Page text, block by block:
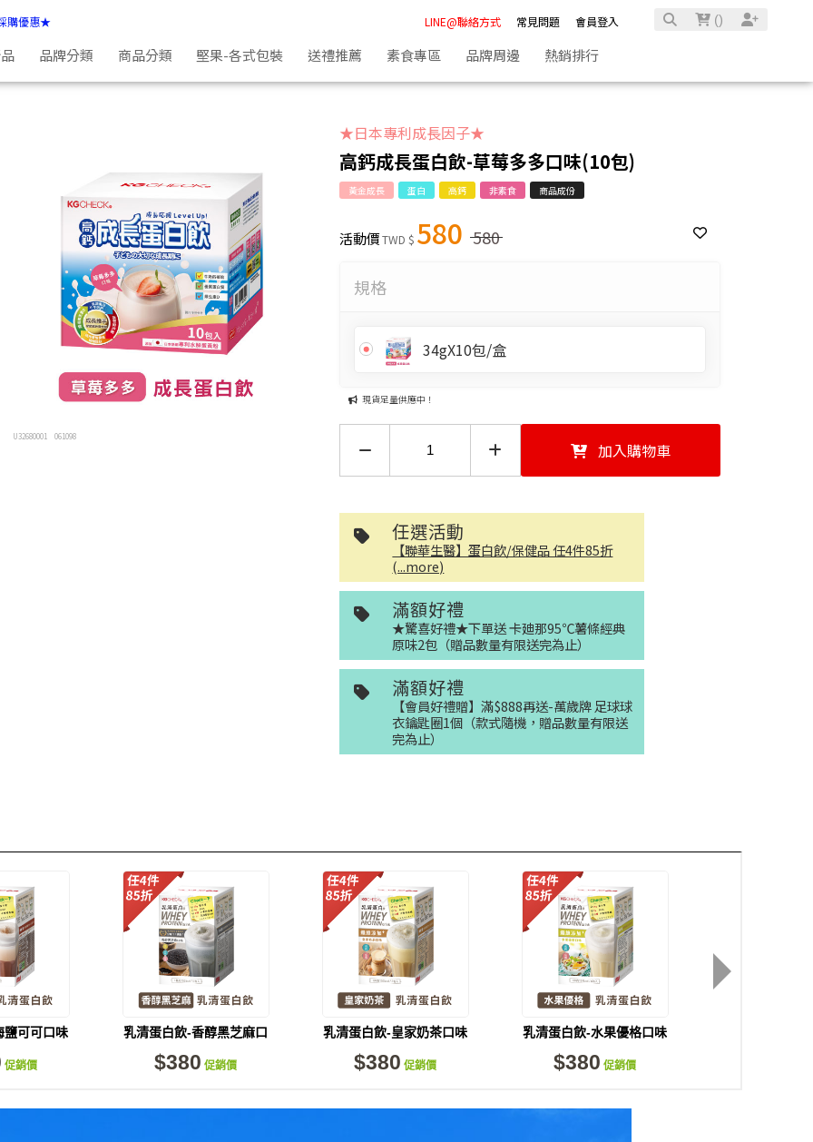
購優惠★ LINE@聯絡方式 常見問題 會員登入 ()
品牌分類 商品分類 堅果-各式包裝 送禮推薦 素食專區 品牌周邊 熱銷排行
U32680001 061098
★日本專利成長因子★
高鈣成長蛋白飲-草莓多多口味(10包)
黃金成長 蛋白 高鈣 非素食 商品成份
活動價TWD $ 580 580
規格
34gX10包/盒
現貨足量供應中！
加入購物車
任選活動
【聯華生醫】蛋白飲/保健品 任4件85折
(...more)
滿額好禮
★驚喜好禮★下單送 卡廸那95℃薯條經典
原味2包（贈品數量有限送完為止）
滿額好禮
【會員好禮贈】滿$888再送-萬歲牌 足球球
衣鑰匙圈1個（款式隨機，贈品數量有限送
完為止）
鹽可可口味
促銷價
乳清蛋白飲-香醇黑芝麻口
味(6包)
$380 促銷價
乳清蛋白飲-皇家奶茶口味
(6包)
$380 促銷價
乳清蛋白飲-水果優格口味
(6包)
$380 促銷價